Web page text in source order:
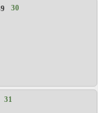
30
31